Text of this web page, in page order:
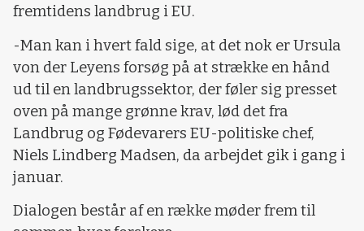
fremtidens landbrug i EU.
-Man kan i hvert fald sige, at det nok er Ursula
von der Leyens forsøg på at strække en hånd
ud til en landbrugssektor, der føler sig presset
oven på mange grønne krav, lød det fra
Landbrug og Fødevarers EU-politiske chef,
Niels Lindberg Madsen, da arbejdet gik i gang i
januar.
Dialogen består af en række møder frem til